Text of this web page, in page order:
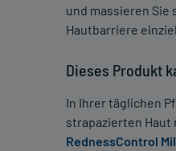
und massieren
Hautbarriere
Dieses Produkt
In Ihrer täglichen
strapazierten Haut
RednessControl